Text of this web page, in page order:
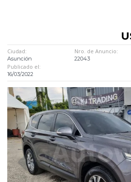
Ciudad:
Asunción
Nro. de Anuncio:
22043
Publicado el:
16/03/2022